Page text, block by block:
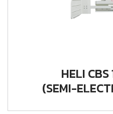
HELI
(SEMI-